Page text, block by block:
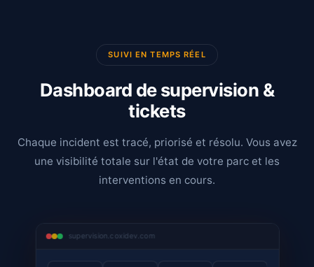
1025 av Henry Becquerel, 34000 Montpellier
SUIVI EN TEMPS RÉEL
Dashboard de supervision &
tickets
Chaque incident est tracé, priorisé et résolu. Vous avez
une visibilité totale sur l'état de votre parc et les
interventions en cours.
supervision.coxidev.com